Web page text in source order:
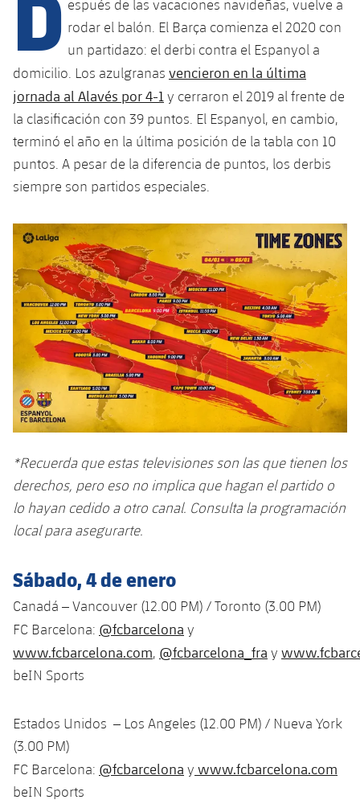
plusicon
más
Instalaciones
Spotify Camp Nou
Palau Blaugrana
Estadi Johan Cruyff
Barça Cafe
Ciutat Esportiva
La Masia
plusicon
más
Servicios
Servicios Médicos
Accesibilidad
plusicon
más
Acreditaciones
Instalaciones
SUB13
SUB12
SUB11 A
SUB11 B
SUB10 A
SUB10 B
SUB9 A
SUB9 B
SUB8 A
SUB8 B
SUB13 B
SUB12 C
SUB11 C
Entradas
Gameday Shows
Resultados
Clasificación
Fotos
Historia
Palmarés
Base
Barça Atlètic
Junior
Cadete A
Cadete B
Infantil B
Mini
Campus Verano
PLUSICON
MÁS
Primer Equipo
plusicon
más
Actualidad
Calendario
Resultados
Clasificaciones
Jugadores
Fotos
Historia
Palmarés
Barça Atlètic
plusicon
más
Actualidad
Resultados
Clasificaciones
Jugadores
Fotos
Base
plusicon
más
Actualidad
Juvenil
Cadete A
Cadete B
Infantil A
Infantil B
PLUSICON
MÁS
Primer equipo
plusicon
más
Actualidad
Calendario
Entradas
Resultados
Clasificaciones
Jugadors
Palmarés
Historia
Barça Atlètic
plusicon
más
Actualidad
Calendario
Resultados
Clasificaciones
Base
plusicon
más
Actualidad
Cadete
Campus Verano
PLUSICON
MÁS
Primer equipo
plusicon
más
Actualidad
Entradas
Resultados
Jugadores
Fotos
Barça Atlètic
plusicon
más
Actualidad
Calendario
Resultados
Clasificaciones
Base
plusicon
más
Barça C
Juvenil
Infantil
Campus Verano
PLUSICON
MÁS
Noticias
Atletismo
plusicon
más
Actualidad
Baloncesto en silla de ruedas
plusicon
más
espués de las vacaciones navideñas, vuelve a
rodar el balón. El Barça comienza el 2020 con
un partidazo: el derbi contra el Espanyol a
domicilio. Los azulgranas vencieron en la última
jornada al Alavés por 4-1 y cerraron el 2019 al frente de
la clasificación con 39 puntos. El Espanyol, en cambio,
terminó el año en la última posición de la tabla con 10
puntos. A pesar de la diferencia de puntos, los derbis
siempre son partidos especiales.
*Recuerda que estas televisiones son las que tienen los
derechos, pero eso no implica que hagan el partido o
lo hayan cedido a otro canal. Consulta la programación
local para asegurarte.
Sábado, 4 de enero
Canadá – Vancouver (12.00 PM) / Toronto (3.00 PM)
FC Barcelona: @fcbarcelona y
www.fcbarcelona.com, @fcbarcelona_fra y
beIN Sports
Estados Unidos – Los Angeles (12.00 PM) / Nueva York
(3.00 PM)
FC Barcelona: @fcbarcelona y www.fcbarcelona.com
beIN Sports